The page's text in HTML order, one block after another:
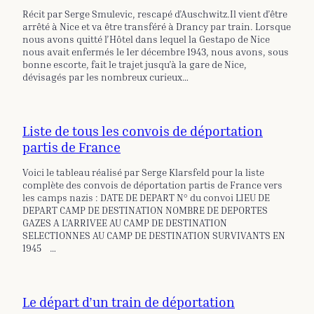
Récit par Serge Smulevic, rescapé d’Auschwitz.Il vient d’être
arrêté à Nice et va être transféré à Drancy par train. Lorsque
nous avons quitté l’Hôtel dans lequel la Gestapo de Nice
nous avait enfermés le 1er décembre 1943, nous avons, sous
bonne escorte, fait le trajet jusqu’à la gare de Nice,
dévisagés par les nombreux curieux…
Liste de tous les convois de déportation
partis de France
Voici le tableau réalisé par Serge Klarsfeld pour la liste
complète des convois de déportation partis de France vers
les camps nazis : DATE DE DEPART N° du convoi LIEU DE
DEPART CAMP DE DESTINATION NOMBRE DE DEPORTES
GAZES A L’ARRIVEE AU CAMP DE DESTINATION
SELECTIONNES AU CAMP DE DESTINATION SURVIVANTS EN
1945 …
Le départ d’un train de déportation